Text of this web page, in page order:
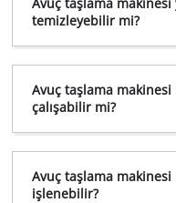
temizleyebilir mi?
Avuç taşlama makinesi
çalışabilir mi?
Avuç taşlama
işlenebilir?